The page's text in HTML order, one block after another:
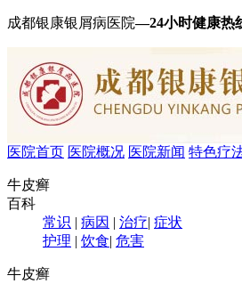
成都银康银屑病医院—24小时健康热
医院首页 医院概况 医院新闻 特色疗
牛皮癣
百科
常识 | 病因 | 治疗| 症状
护理 | 饮食| 危害
牛皮癣